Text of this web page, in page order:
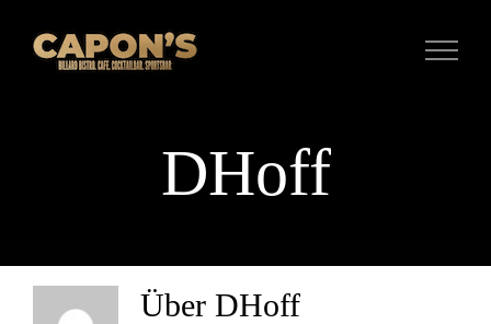
Inhalt
DHoff
Über DHoff